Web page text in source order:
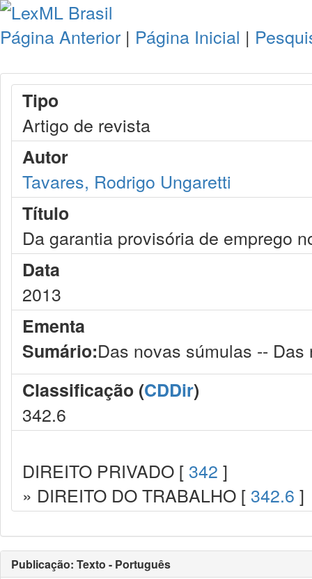
Página Anterior | Página Inicial |
Tipo
Artigo de revista
Autor
Tavares, Rodrigo Ungaretti
Título
Da garantia provisória de emprego
Data
2013
Ementa
Sumário:Das novas súmulas --
Classificação (CDDir)
342.6
DIREITO PRIVADO [ 342 ]
» DIREITO DO TRABALHO [ 342.6 ]
Publicação: Texto - Português